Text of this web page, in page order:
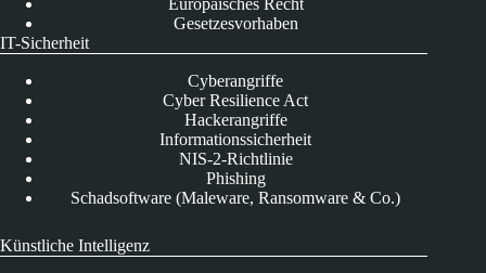
Europäisches Recht
Gesetzesvorhaben
IT-Sicherheit
Cyberangriffe
Cyber Resilience Act
Hackerangriffe
Informationssicherheit
NIS-2-Richtlinie
Phishing
Schadsoftware (Maleware, Ransomware & Co.)
Künstliche Intelligenz